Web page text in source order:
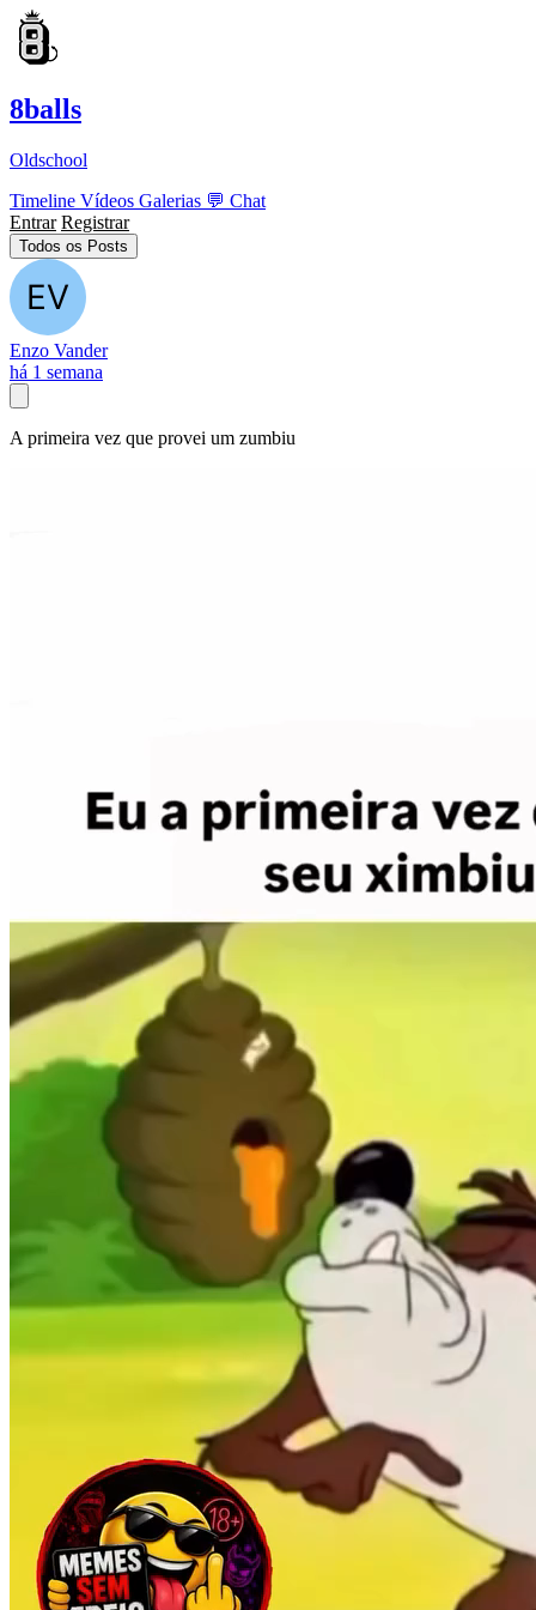
8balls
Oldschool
Timeline Vídeos Galerias 💬 Chat
Entrar Registrar
Todos os Posts
Enzo Vander
há 1 semana
A primeira vez que provei um zumbiu